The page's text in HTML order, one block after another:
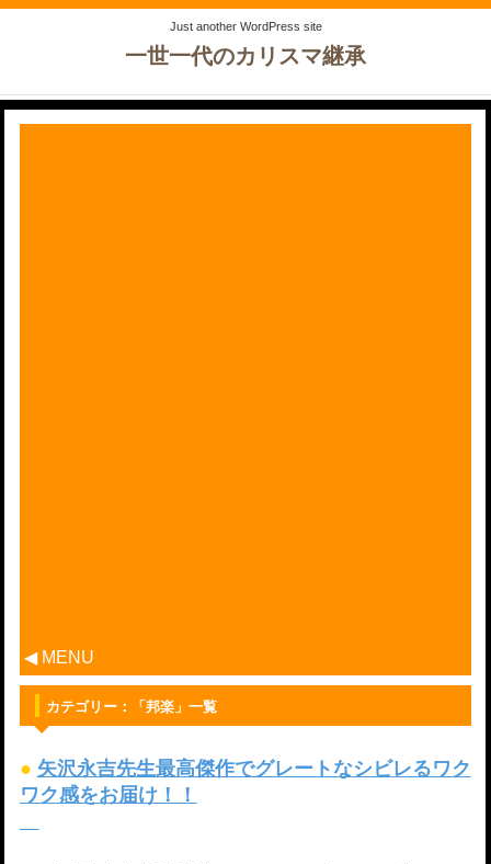
Just another WordPress site
一世一代のカリスマ継承
◀ MENU
カテゴリー：「邦楽」一覧
● 矢沢永吉先生最高傑作でグレートなシビレるワク
ワク感をお届け！！